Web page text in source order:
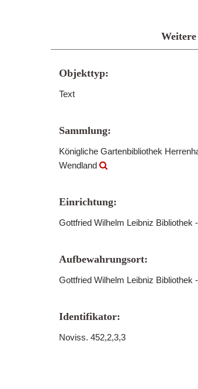
Objekttyp:
Text
Sammlung:
Königliche Gartenbibliothek
Wendland
Einrichtung:
Gottfried Wilhelm Leibniz
Aufbewahrungsort:
Gottfried Wilhelm Leibniz
Identifikator:
Noviss. 452,2,3,3